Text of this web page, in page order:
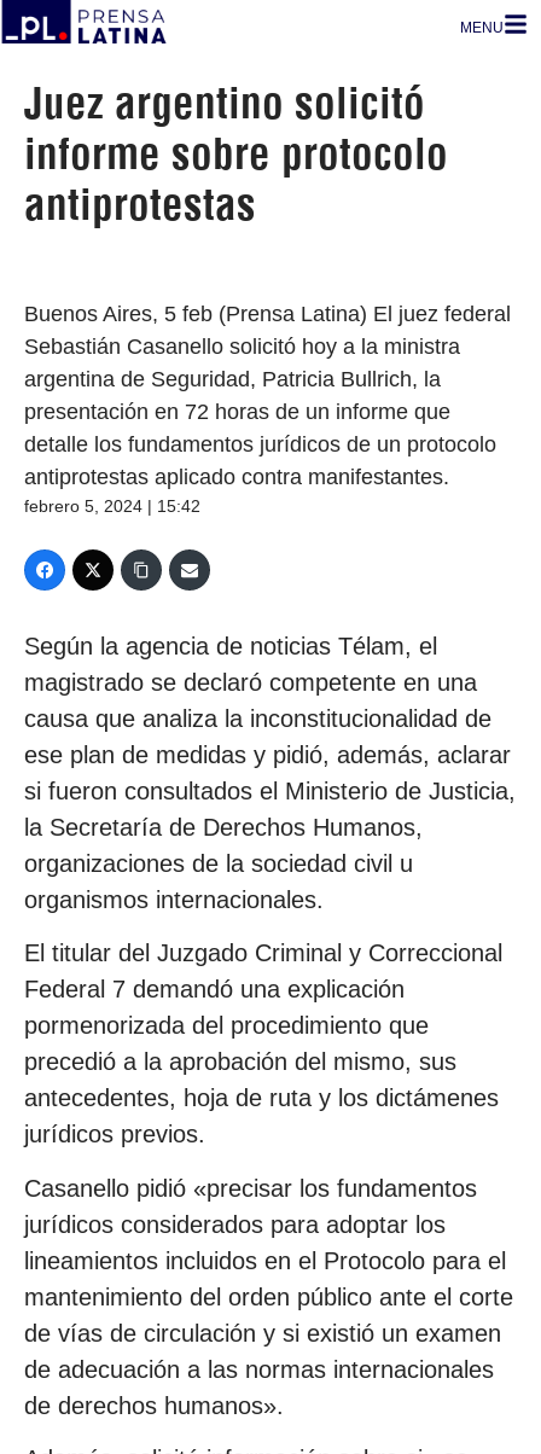
MENU
Juez argentino solicitó
informe sobre protocolo
antiprotestas
Buenos Aires, 5 feb (Prensa Latina) El juez federal
Sebastián Casanello solicitó hoy a la ministra
argentina de Seguridad, Patricia Bullrich, la
presentación en 72 horas de un informe que
detalle los fundamentos jurídicos de un protocolo
antiprotestas aplicado contra manifestantes.
febrero 5, 2024 | 15:42
Según la agencia de noticias Télam, el
magistrado se declaró competente en una
causa que analiza la inconstitucionalidad de
ese plan de medidas y pidió, además, aclarar
si fueron consultados el Ministerio de Justicia,
la Secretaría de Derechos Humanos,
organizaciones de la sociedad civil u
organismos internacionales.
El titular del Juzgado Criminal y Correccional
Federal 7 demandó una explicación
pormenorizada del procedimiento que
precedió a la aprobación del mismo, sus
antecedentes, hoja de ruta y los dictámenes
jurídicos previos.
Casanello pidió «precisar los fundamentos
jurídicos considerados para adoptar los
lineamientos incluidos en el Protocolo para el
mantenimiento del orden público ante el corte
de vías de circulación y si existió un examen
de adecuación a las normas internacionales
de derechos humanos».